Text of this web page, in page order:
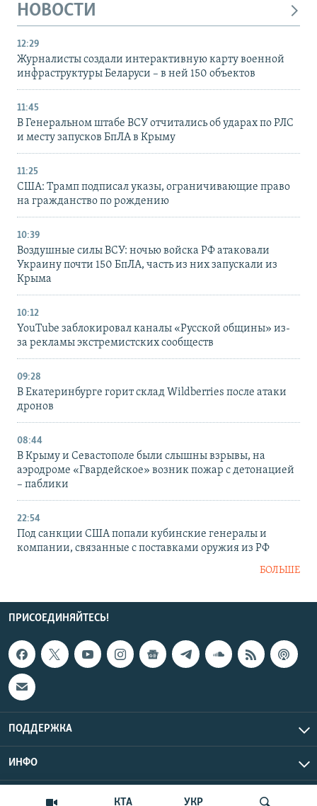
КТА УКР
НОВОСТИ
12:29
Журналисты создали интерактивную карту военной
инфраструктуры Беларуси – в ней 150 объектов
11:45
В Генеральном штабе ВСУ отчитались об ударах по РЛС
и месту запусков БпЛА в Крыму
11:25
США: Трамп подписал указы, ограничивающие право
на гражданство по рождению
10:39
Воздушные силы ВСУ: ночью войска РФ атаковали
Украину почти 150 БпЛА, часть из них запускали из
Крыма
10:12
YouTube заблокировал каналы «Русской общины» из-
за рекламы экстремистских сообществ
09:28
В Екатеринбурге горит склад Wildberries после атаки
дронов
08:44
В Крыму и Севастополе были слышны взрывы, на
аэродроме «Гвардейское» возник пожар с детонацией
– паблики
22:54
Под санкции США попали кубинские генералы и
компании, связанные с поставками оружия из РФ
БОЛЬШЕ
ПРИСОЕДИНЯЙТЕСЬ!
ПОДДЕРЖКА
ИНФО
Copyright Крым.Реалии, 2026 | Все права защищены.
UTC+3